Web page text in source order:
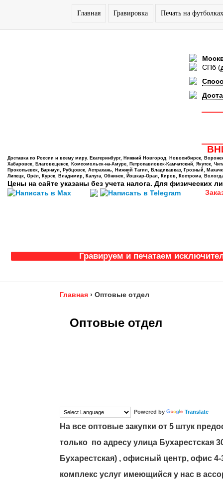
Главная Гравировка Печать на футболках
СПб (
Доставка по России и всему миру. Екатеринбург, Нижний Новгород, Новосибирск,
Хабаровск, Благовещенск, Комсомольск-на-Амуре, Петропавловск-Камчатский, Якутск,
Прокопьевск, Барнаул, Рубцовск, Астрахань, Нижний Тагил, Владикавказ, Грозный,
Липецк, Орёл, Курск, Владимир, Калуга, Обнинск, Йошкар-Орал, Киров, Кострома,
Цены на сайте указаны без учета налога. Для физических
Гравируем и печатаем
Главная › Оптовые отдел
Оптовые отдел
Powered by Translate
На все оптовые закупки от 5 штук
только по адресу улица Бухарестская
Бухарестская) , офисный центр, офис
комплекс услуг имеющийся у нас в